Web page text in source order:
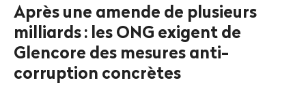
Après une amende de plusieurs
milliards: les ONG exigent de
Glencore des mesures anti-
corruption concrètes